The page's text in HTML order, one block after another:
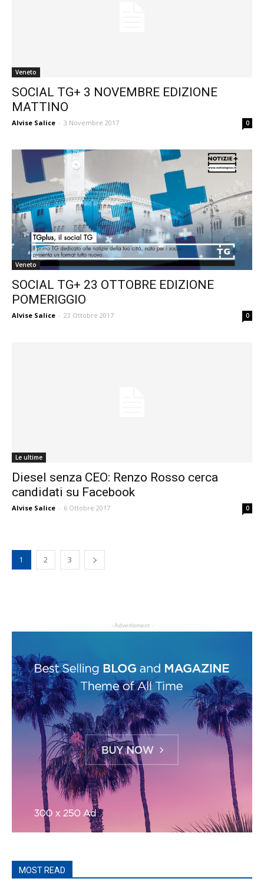
Veneto
SOCIAL TG+ 3 NOVEMBRE EDIZIONE
MATTINO
Alvise Salice - 3 Novembre 2017 0
Veneto
SOCIAL TG+ 23 OTTOBRE EDIZIONE
POMERIGGIO
Alvise Salice - 23 Ottobre 2017 0
Le ultime
Diesel senza CEO: Renzo Rosso cerca
candidati su Facebook
Alvise Salice - 6 Ottobre 2017 0
1 2 3
- Advertisment -
MOST READ